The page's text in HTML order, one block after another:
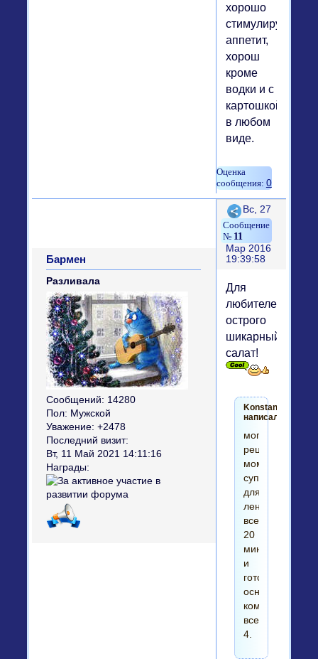
хорошо
стимулирует
аппетит,
хорош
кроме
водки и с
картошкой
в любом
виде.
0
Поделиться
11
Вс, 27
Мар 2016
19:39:58
Бармен
Разливала
Сообщений: 14280
Пол: Мужской
Уважение: +2478
Последний визит:
Вт, 11 Май 2021 14:11:16
Награды:
Для
любителей
острого
шикарный
салат!
Konstantinys2
написал(а):
могу
рецепт
моментального
супчика,
для
лентяев
всего
20
минут
и
готово,
основных
компонентов
всего
4.